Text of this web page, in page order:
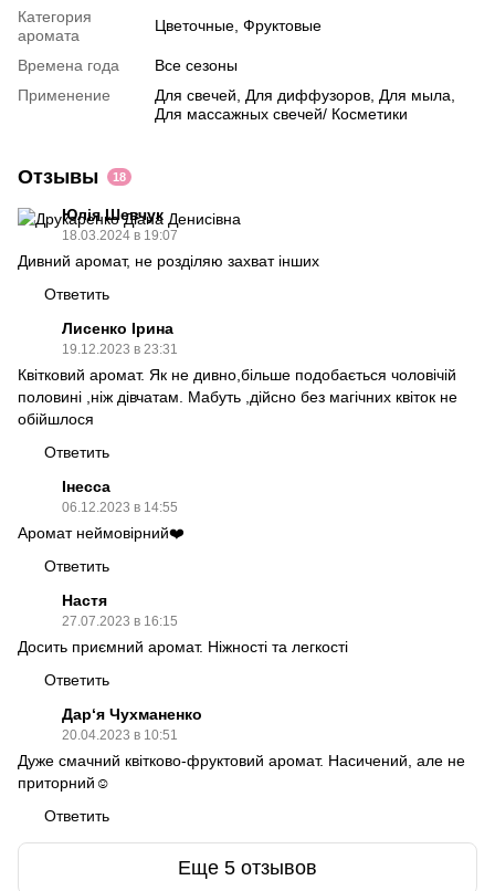
Категория
аромата
Цветочные, Фруктовые
Времена года
Все сезоны
Применение
Для свечей, Для диффузоров, Для мыла,
Для массажных свечей/ Косметики
Отзывы 18
Юлія Шевчук
18.03.2024 в 19:07
Дивний аромат, не розділяю захват інших
Ответить
Лисенко Ірина
19.12.2023 в 23:31
Квітковий аромат. Як не дивно,більше подобається чоловічій
половині ,ніж дівчатам. Мабуть ,дійсно без магічних квіток не
обійшлося
Ответить
Інесса
06.12.2023 в 14:55
Аромат неймовірний❤️
Ответить
Настя
27.07.2023 в 16:15
Досить приємний аромат. Ніжності та легкості
Ответить
Дар‘я Чухманенко
20.04.2023 в 10:51
Дуже смачний квітково-фруктовий аромат. Насичений, але не
приторний☺️
Ответить
Еще 5 отзывов